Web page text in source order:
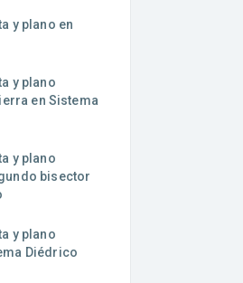
y plano en
y plano
en Sistema
y plano
bisector
y plano
Diédrico